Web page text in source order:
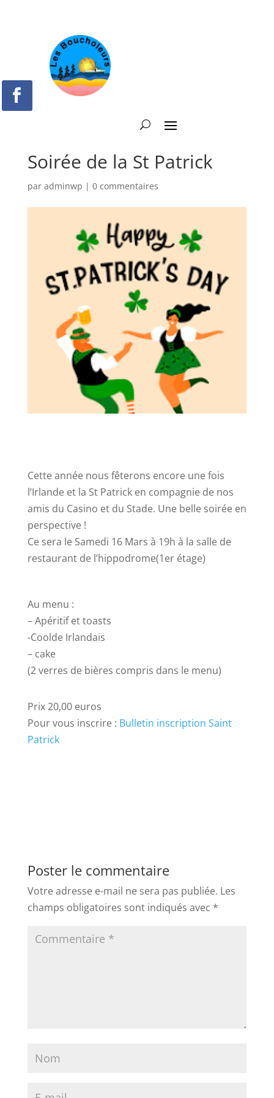
Soirée de la St Patrick
par adminwp | 0 commentaires
Cette année nous fêterons encore une fois
l’Irlande et la St Patrick en compagnie de nos
amis du Casino et du Stade. Une belle soirée en
perspective !
Ce sera le Samedi 16 Mars à 19h à la salle de
restaurant de l’hippodrome(1er étage)
Au menu :
– Apéritif et toasts
-Coolde Irlandais
– cake
(2 verres de bières compris dans le menu)
Prix 20,00 euros
Pour vous inscrire : Bulletin inscription Saint
Patrick
Poster le commentaire
Votre adresse e-mail ne sera pas publiée. Les
champs obligatoires sont indiqués avec *